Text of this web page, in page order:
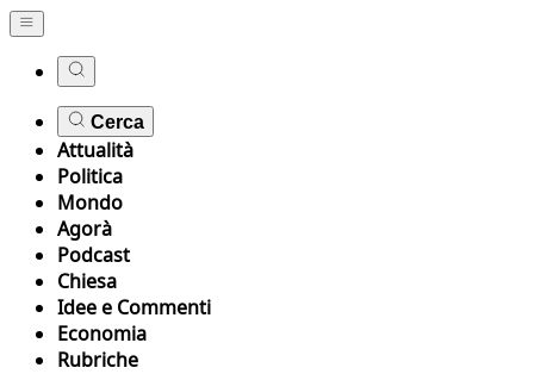
Cerca
Attualità
Politica
Mondo
Agorà
Podcast
Chiesa
Idee e Commenti
Economia
Rubriche